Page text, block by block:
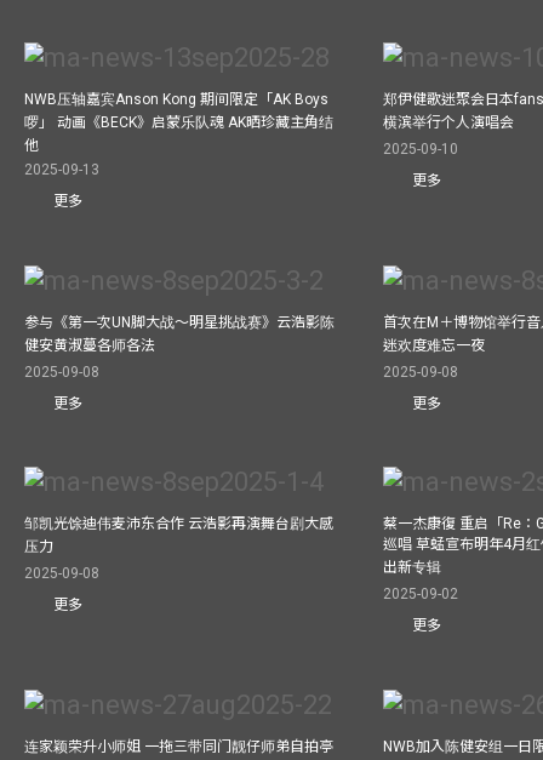
NWB压轴嘉宾Anson Kong 期间限定「AK Boys
啰」 动画《BECK》启蒙乐队魂 AK晒珍藏主角结
他
2025-09-13
更多
郑伊健歌迷聚会日本
横滨举行个人演唱会
2025-09-10
更多
参与《第一次UN脚大战～明星挑战赛》云浩影陈
健安黄淑蔓各师各法
2025-09-08
更多
首次在M＋博物馆举行
迷欢度难忘一夜
2025-09-08
更多
邹凯光馀迪伟麦沛东合作 云浩影再演舞台剧大感
压力
2025-09-08
更多
蔡一杰康復 重启「Re：
巡唱 草蜢宣布明年4月
出新专辑
2025-09-02
更多
连家颖荣升小师姐 一拖三带同门靓仔师弟自拍亭
NWB加入陈健安组一日